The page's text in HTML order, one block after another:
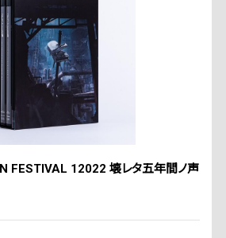
FESTIVAL 12022 壊レタ五年間ノ声